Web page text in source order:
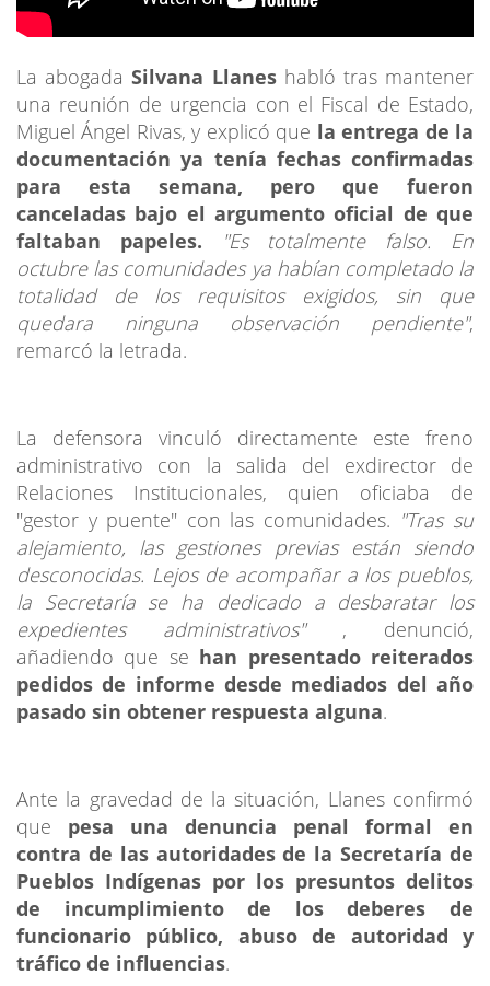
La abogadaSilvana Llaneshabló tras mantener
una reunión de urgencia con el Fiscal de Estado,
Miguel Ángel Rivas, y explicó que la entrega de la
documentación ya tenía fechas confirmadas
para esta semana, pero que fueron
canceladas bajo el argumento oficial de que
faltaban papeles.
"Es totalmente falso. En
octubre las comunidades ya habían completado la
totalidad de los requisitos exigidos, sin que
quedara ninguna observación pendiente",
remarcó la letrada.
La defensora vinculó directamente este freno
administrativo con la salida del exdirector de
Relaciones Institucionales, quien oficiaba de
"gestor y puente" con las comunidades. "Tras su
alejamiento, las gestiones previas están siendo
desconocidas. Lejos de acompañar a los pueblos,
la Secretaría se ha dedicado a desbaratar los
expedientes administrativos", denunció,
añadiendo que se han presentado reiterados
pedidos de informe desde mediados del año
pasado sin obtener respuesta alguna.
Ante la gravedad de la situación, Llanes confirmó
que pesa una denuncia penal formal en
contra de las autoridades de la Secretaría de
Pueblos Indígenas por los presuntos delitos
de
incumplimiento de los deberes de
funcionario público, abuso de autoridad y
tráfico de influencias.